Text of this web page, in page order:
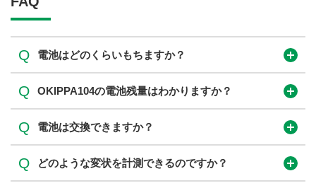
Q 電池はどのくらいもちますか？
Q OKIPPA104の電池残量はわかりますか？
Q 電池は交換できますか？
Q どのような変状を計測できるのですか？